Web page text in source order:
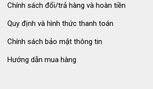
Chính sách đổi/trả hàng và hoàn tiền
Quy định và hình thức thanh toán
Chính sách bảo mật thông tin
Hướng dẫn mua hàng